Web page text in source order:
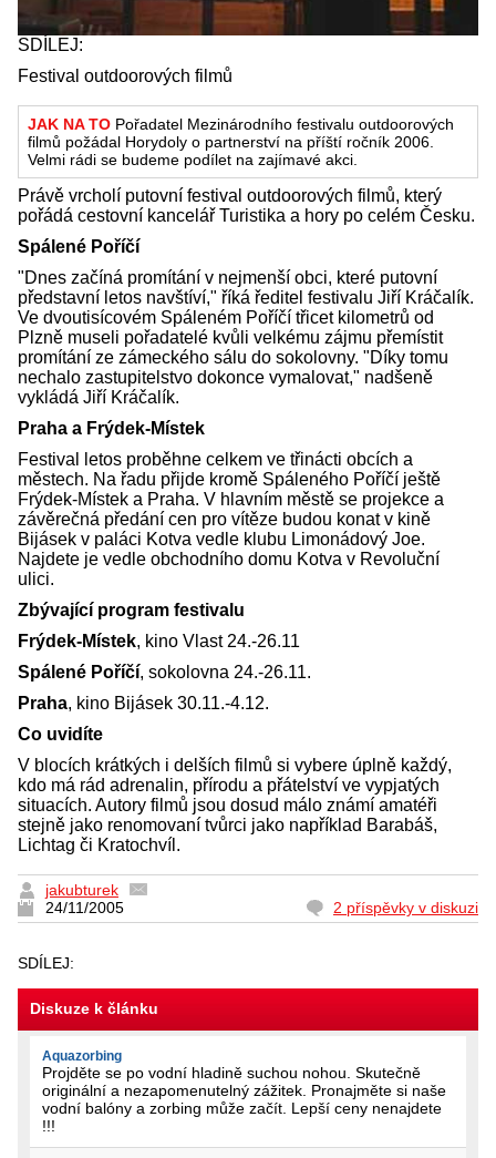
SDÍLEJ:
Festival outdoorových filmů
JAK NA TO Pořadatel Mezinárodního festivalu outdoorových
filmů požádal Horydoly o partnerství na příští ročník 2006.
Velmi rádi se budeme podílet na zajímavé akci.
Právě vrcholí putovní festival outdoorových filmů, který
pořádá cestovní kancelář Turistika a hory po celém Česku.
Spálené Poříčí
"Dnes začíná promítání v nejmenší obci, které putovní
představní letos navštíví," říká ředitel festivalu Jiří Kráčalík.
Ve dvoutisícovém Spáleném Poříčí třicet kilometrů od
Plzně museli pořadatelé kvůli velkému zájmu přemístit
promítání ze zámeckého sálu do sokolovny. "Díky tomu
nechalo zastupitelstvo dokonce vymalovat," nadšeně
vykládá Jiří Kráčalík.
Praha a Frýdek-Místek
Festival letos proběhne celkem ve třinácti obcích a
městech. Na řadu přijde kromě Spáleného Poříčí ještě
Frýdek-Místek a Praha. V hlavním městě se projekce a
závěrečná předání cen pro vítěze budou konat v kině
Bijásek v paláci Kotva vedle klubu Limonádový Joe.
Najdete je vedle obchodního domu Kotva v Revoluční
ulici.
Zbývající program festivalu
Frýdek-Místek, kino Vlast 24.-26.11
Spálené Poříčí, sokolovna 24.-26.11.
Praha, kino Bijásek 30.11.-4.12.
Co uvidíte
V blocích krátkých i delších filmů si vybere úplně každý,
kdo má rád adrenalin, přírodu a přátelství ve vypjatých
situacích. Autory filmů jsou dosud málo známí amatéři
stejně jako renomovaní tvůrci jako například Barabáš,
Lichtag či Kratochvíl.
jakubturek
24/11/2005
2 příspěvky v diskuzi
SDÍLEJ:
Diskuze k článku
Aquazorbing
Projděte se po vodní hladině suchou nohou. Skutečně
originální a nezapomenutelný zážitek. Pronajměte si naše
vodní balóny a zorbing může začít. Lepší ceny nenajdete
!!!